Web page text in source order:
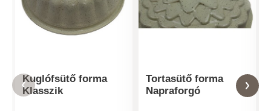
Kuglófsütő forma
Klasszik
Tortasütő forma
Napraforgó